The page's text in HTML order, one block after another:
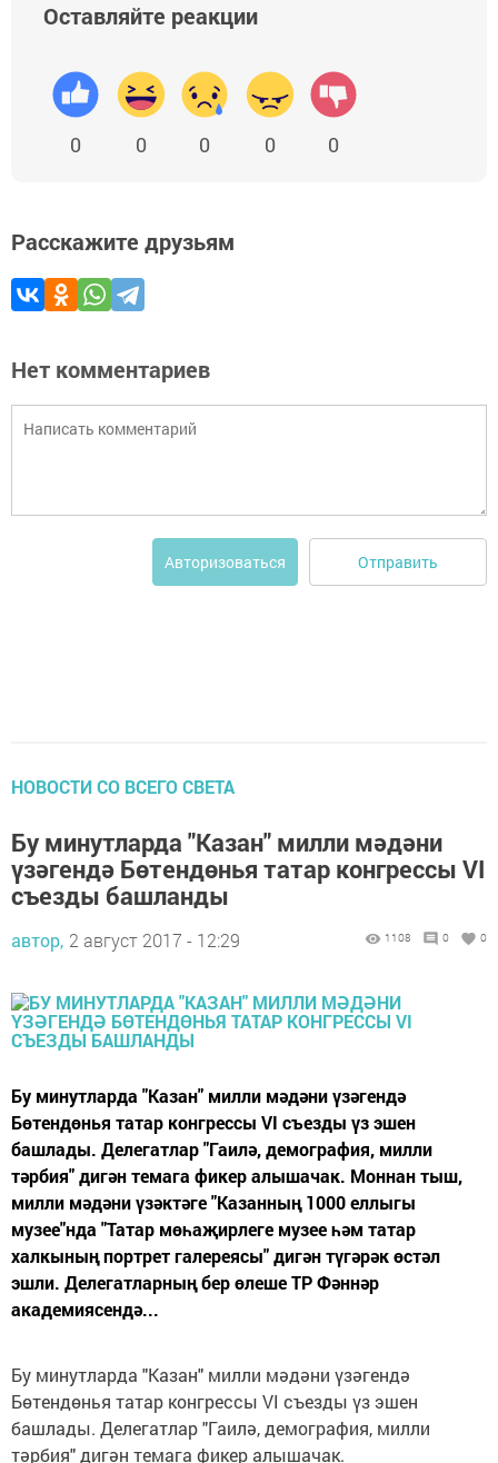
Оставляйте реакции
0 0 0 0 0
Расскажите друзьям
Нет комментариев
Авторизоваться Отправить
НОВОСТИ СО ВСЕГО СВЕТА
Бу минутларда "Казан" милли мәдәни
үзәгендә Бөтендөнья татар конгрессы VI
съезды башланды
автор, 2 август 2017 - 12:29 1108 0 0
Бу минутларда "Казан" милли мәдәни үзәгендә
Бөтендөнья татар конгрессы VI съезды үз эшен
башлады. Делегатлар "Гаилә, демография, милли
тәрбия" дигән темага фикер алышачак. Моннан тыш,
милли мәдәни үзәктәге "Казанның 1000 еллыгы
музее"нда "Татар мөһаҗирлеге музее һәм татар
халкының портрет галереясы" дигән түгәрәк өстәл
эшли. Делегатларның бер өлеше ТР Фәннәр
академиясендә...
Бу минутларда "Казан" милли мәдәни үзәгендә
Бөтендөнья татар конгрессы VI съезды үз эшен
башлады. Делегатлар "Гаилә, демография, милли
тәрбия" дигән темага фикер алышачак.